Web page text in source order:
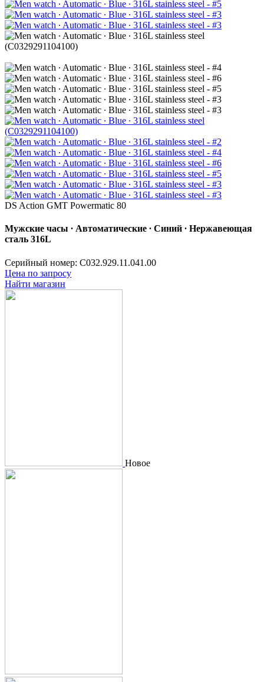
DS Action GMT Powermatic 80
Мужские часы ∙ Автоматические ∙ Синий ∙ Нержавеющая
сталь 316L
Серийный номер: C032.929.11.041.00
Цена по запросу
Найти магазин
Новое